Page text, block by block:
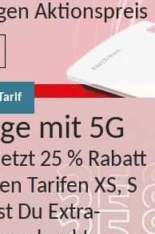
Aktionspreis
mit 5G
25 % Rabatt
Tarifen XS, S
Du Extra-